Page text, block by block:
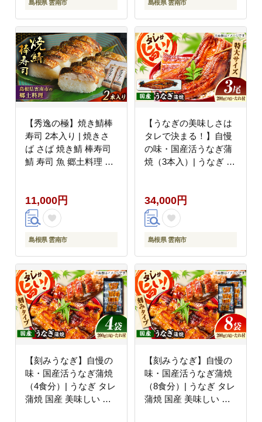
島根県 雲南市 島根県 雲南市
【秀逸の極】焼き鯖棒
寿司 2本入り | 焼きさ
ば さば 焼き鯖 棒寿司
鯖 寿司 魚 郷土料理 島
11,000円
島根県 雲南市
【うなぎの美味しさは
タレで決まる！】自慢
の味・国産活うなぎ蒲
焼（3本入）| うなぎ タ
雲南市/有限会社石田魚
店 [AICQ009]
34,000円
島根県 雲南市
【刻みうなぎ】自慢の
味・国産活うなぎ蒲焼
（4食分）| うなぎ タレ
蒲焼 国産 美味しい う
【刻みうなぎ】自慢の
味・国産活うなぎ蒲焼
（8食分）| うなぎ タレ
蒲焼 国産 美味しい う